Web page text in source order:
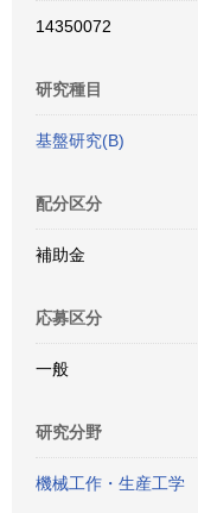
14350072
研究種目
基盤研究(B)
配分区分
補助金
応募区分
一般
研究分野
機械工作・生産工学